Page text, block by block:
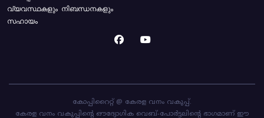
വ്യവസ്ഥകളും നിബന്ധനകളും
സഹായം
കോപ്പിറൈറ്റ് @ കേരള വനം വകുപ്പ്.
കേരള വനം വകുപ്പിന്റെ ഔദ്യോഗിക വെബ്-പോർട്ടലിന്റെ ഭാഗമാണ് ഈ